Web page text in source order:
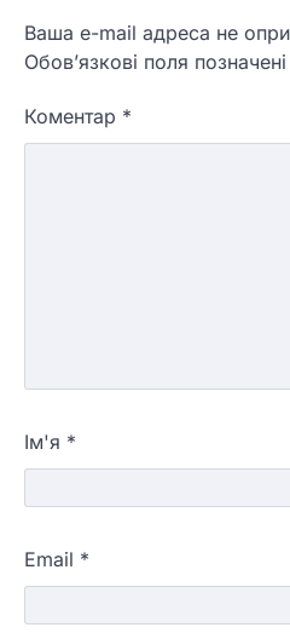
Ваша e-mail адреса не
Обов’язкові поля позначені
Коментар *
Ім'я *
Email *